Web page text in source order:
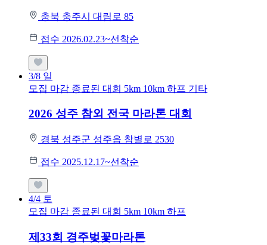
충북 충주시 대림로 85
접수 2026.02.23~선착순
3/8 일
모집 마감 종료된 대회 5km 10km 하프 기타
2026 성주 참외 전국 마라톤 대회
경북 성주군 성주읍 참별로 2530
접수 2025.12.17~선착순
4/4 토
모집 마감 종료된 대회 5km 10km 하프
제33회 경주벚꽃마라톤